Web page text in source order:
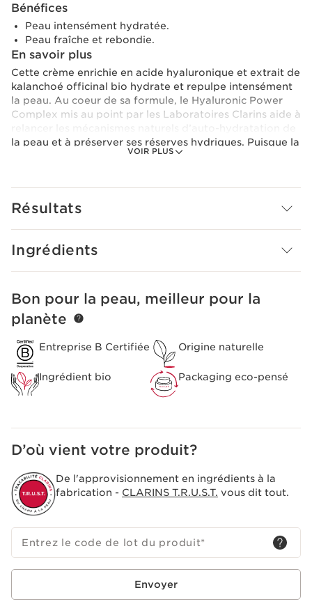
VOIR PLUS
Bénéfices
Peau intensément hydratée.
Peau fraîche et rebondie.
En savoir plus
Cette crème enrichie en acide hyaluronique et extrait de
kalanchoé officinal bio hydrate et repulpe intensément
la peau. Au coeur de sa formule, le Hyaluronic Power
Complex mis au point par les Laboratoires Clarins aide à
la peau et à préserver ses réserves hydriques. Puisque la
nuit la fonction barrière de la peau est moins efficace et
rides de déshydratation. Sa texture onctueuse aérienne
Ce produit a remporté le
Prix Beauté Clin d’œil Choix
Innovation et expertise des plantes
Hyaluronic Power Complex
Pour une triple action hydratante et repulpante, les
Laboratoires Clarins associent pour la première fois un
duo exclusif d’acides hyaluroniques [HA²] de bas et
haut poids moléculaires à l’extrait de kalanchoé officinal
bio.
Le plus Clarins
consommateurs, Hydra-Essentiel [HA²] Nuit, 110
femmes, après 60 secondes.
Résultats
Ingrédients
ALLER AU CONTENU
Bon pour la peau, meilleur pour la
planète
Entreprise B Certifiée Origine naturelle
Ingrédient bio Packaging eco-pensé
D’où vient votre produit?
De l'approvisionnement en ingrédients à la
fabrication - CLARINS T.R.U.S.T. vous dit tout.
Entrez le code de lot du produit*
Envoyer